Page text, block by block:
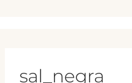
sal_negra